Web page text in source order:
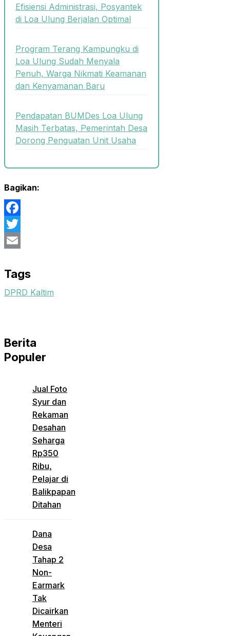
Efisiensi Administrasi, Posyantek
di Loa Ulung Berjalan Optimal
Program Terang Kampungku di
Loa Ulung Sudah Menyala
Penuh, Warga Nikmati Keamanan
dan Kenyamanan Baru
Pendapatan BUMDes Loa Ulung
Masih Terbatas, Pemerintah Desa
Dorong Penguatan Unit Usaha
Bagikan:
Facebook
Twitter
Tags
DPRD Kaltim
Berita
Populer
Jual Foto
Syur dan
Rekaman
Desahan
Seharga
Rp350
Ribu,
Pelajar di
Balikpapan
Ditahan
Dana
Desa
Tahap 2
Non-
Earmark
Tak
Dicairkan
Menteri